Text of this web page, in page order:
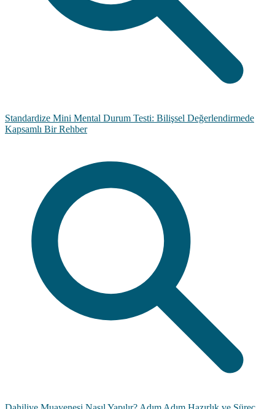
Standardize Mini Mental Durum Testi: Bilişsel Değerlendirmede
Kapsamlı Bir Rehber